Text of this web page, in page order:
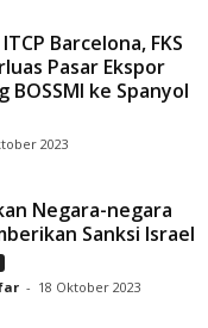
Barcelona, FKS
Pasar Ekspor
BOSSMI ke Spanyol
2023
Negara-negara
Sanksi Israel
- 18 Oktober 2023